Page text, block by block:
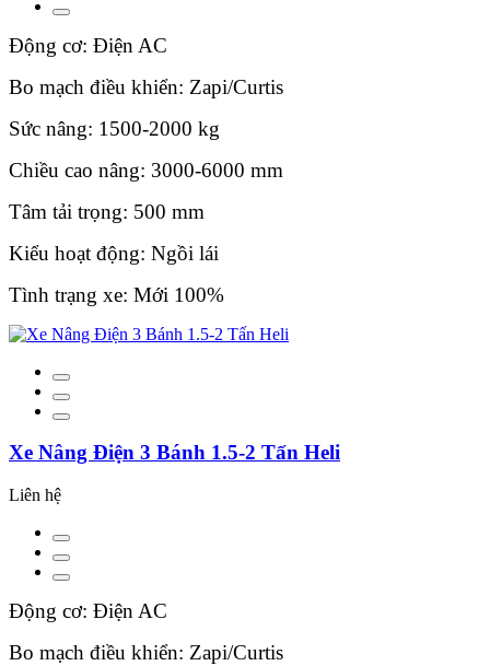
Động cơ: Điện AC
Bo mạch điều khiển: Zapi/Curtis
Sức nâng: 1500-2000 kg
Chiều cao nâng: 3000-6000 mm
Tâm tải trọng: 500 mm
Kiểu hoạt động: Ngồi lái
Tình trạng xe: Mới 100%
Xe Nâng Điện 3 Bánh 1.5-2 Tấn Heli
Liên hệ
Động cơ: Điện AC
Bo mạch điều khiển: Zapi/Curtis